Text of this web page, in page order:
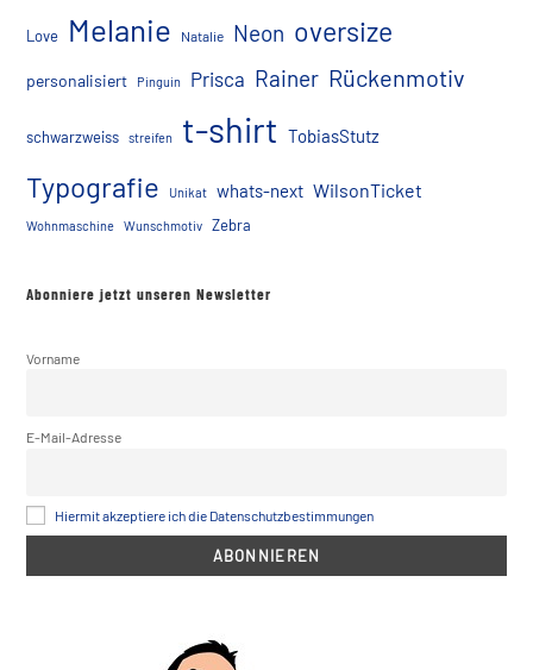
Love Melanie Natalie Neon oversize
personalisiert Pinguin Prisca Rainer Rückenmotiv
schwarzweiss streifen t-shirt TobiasStutz
Typografie Unikat whats-next WilsonTicket
Wohnmaschine Wunschmotiv Zebra
Abonniere jetzt unseren Newsletter
Vorname
E-Mail-Adresse
Hiermit akzeptiere ich die Datenschutzbestimmungen